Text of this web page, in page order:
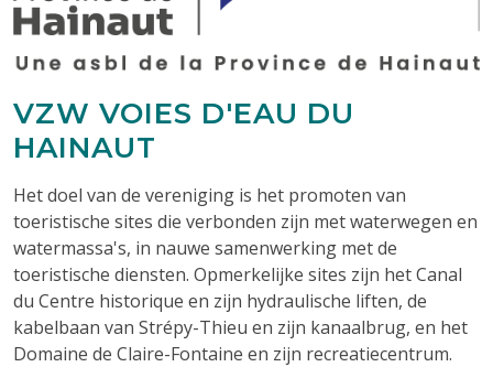
VZW VOIES D'EAU DU
HAINAUT
Het doel van de vereniging is het promoten van
toeristische sites die verbonden zijn met waterwegen en
watermassa's, in nauwe samenwerking met de
toeristische diensten. Opmerkelijke sites zijn het Canal
du Centre historique en zijn hydraulische liften, de
kabelbaan van Strépy-Thieu en zijn kanaalbrug, en het
Domaine de Claire-Fontaine en zijn recreatiecentrum.